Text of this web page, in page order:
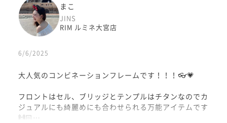
まこ
JINS
RIM ルミネ大宮店
6/6/2025
大人気のコンビネーションフレームです！！！👓💗
フロントはセル、ブリッジとテンプルはチタンなのでカ
ジュアルにも綺麗めにも合わせられる万能アイテムです
🙌🏻